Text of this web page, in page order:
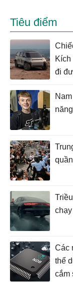
Tiêu điểm
đi
Các
thể
cắm